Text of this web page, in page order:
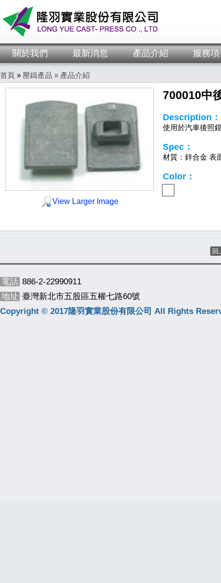
關於我們 最新消息 產品介紹 服務
首頁 » 壓鑄產品 » 產品介紹
View Larger Image
700010中
Description：
使用於汽車後照
Spec：
材質：鋅合金 表
Color：
回
電話 886-2-22990911
地址 臺灣新北市五股區五權七路60號
Copyright © 2017隆羽實業股份有限公司 All Rights